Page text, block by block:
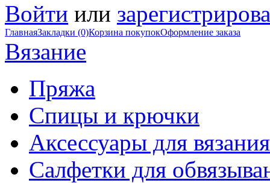
Войти или
ГлавнаяЗакладки (0)Корзина покупокОформление заказа
Вязание
Пряжа
Спицы и крючки
Аксессуары для вязания
Салфетки для